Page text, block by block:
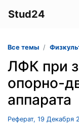
Stud24
Все темы
ЛФК при
опорно-
аппарата
Реферат, 19 Декабря